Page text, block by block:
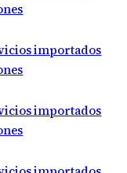
importados
importados